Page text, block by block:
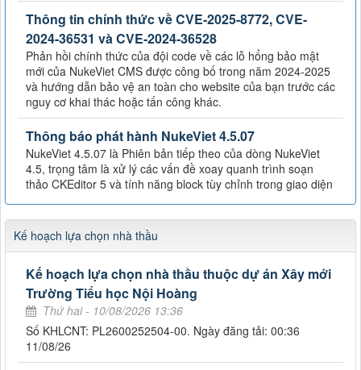
Thông tin chính thức về CVE-2025-8772, CVE-
2024-36531 và CVE-2024-36528
Phản hồi chính thức của đội code về các lỗ hổng bảo mật
mới của NukeViet CMS được công bố trong năm 2024-2025
và hướng dẫn bảo vệ an toàn cho website của bạn trước các
nguy cơ khai thác hoặc tấn công khác.
Thông báo phát hành NukeViet 4.5.07
NukeViet 4.5.07 là Phiên bản tiếp theo của dòng NukeViet
4.5, trọng tâm là xử lý các vấn đề xoay quanh trình soạn
thảo CKEditor 5 và tính năng block tùy chỉnh trong giao diện
Kế hoạch lựa chọn nhà thầu
Kế hoạch lựa chọn nhà thầu thuộc dự án Xây mới
Trường Tiểu học Nội Hoàng
Thứ hai - 10/08/2026 13:36
Số KHLCNT: PL2600252504-00. Ngày đăng tải: 00:36
11/08/26